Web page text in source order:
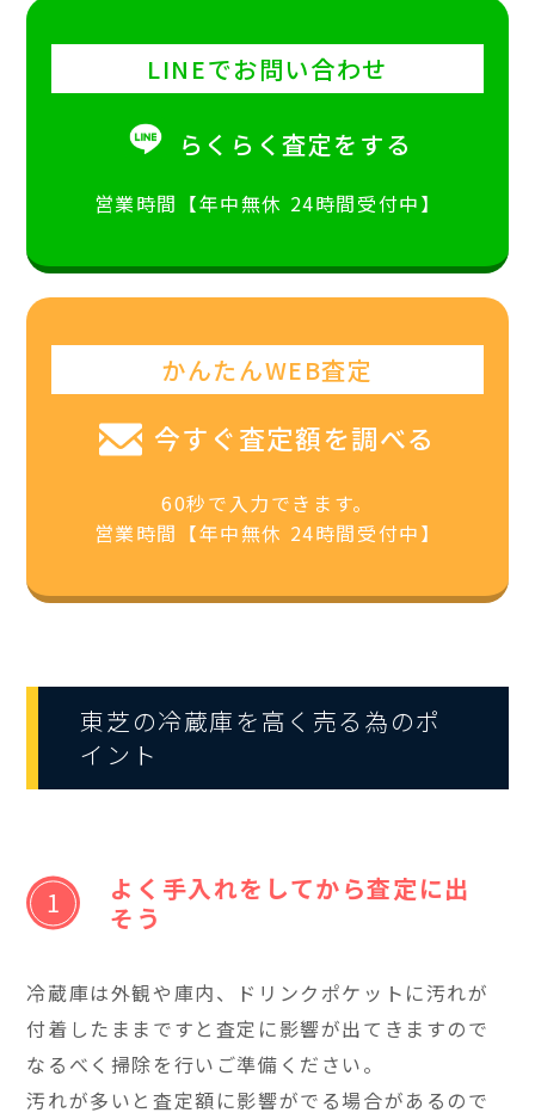
LINEでお問い合わせ
らくらく査定をする
営業時間【年中無休 24時間受付中】
かんたんWEB査定
今すぐ査定額を調べる
60秒で入力できます。
営業時間【年中無休 24時間受付中】
東芝の冷蔵庫を高く売る為のポ
イント
よく手入れをしてから査定に出
そう
冷蔵庫は外観や庫内、ドリンクポケットに汚れが
付着したままですと査定に影響が出てきますので
なるべく掃除を行いご準備ください。
汚れが多いと査定額に影響がでる場合があるので